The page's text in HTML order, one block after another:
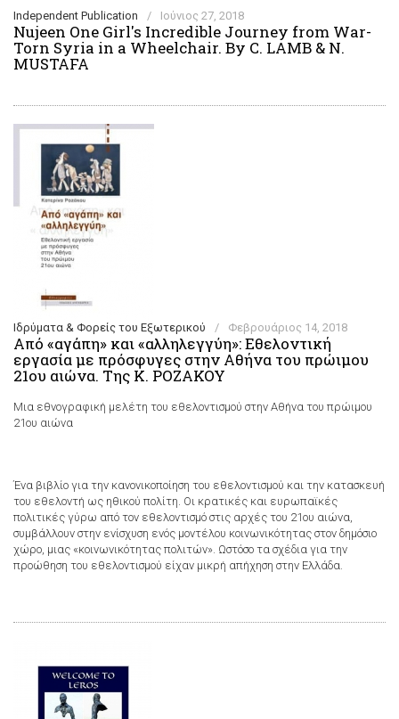
Independent Publication / Ιούνιος 27, 2018
Nujeen One Girl's Incredible Journey from War-
Torn Syria in a Wheelchair. By C. LAMB & N.
MUSTAFA
Ιδρύματα & Φορείς του Εξωτερικού / Φεβρουάριος 14, 2018
Από «αγάπη» και «αλληλεγγύη»: Εθελοντική
εργασία με πρόσφυγες στην Αθήνα του πρώιμου
21ου αιώνα. Της Κ. ΡΟΖΑΚΟΥ
Μια εθνογραφική μελέτη του εθελοντισμού στην Αθήνα του πρώιμου
21ου αιώνα
Ένα βιβλίο για την κανονικοποίηση του εθελοντισμού και την κατασκευή
του εθελοντή ως ηθικού πολίτη. Οι κρατικές και ευρωπαϊκές
πολιτικές γύρω από τον εθελοντισμό στις αρχές του 21ου αιώνα,
συμβάλλουν στην ενίσχυση ενός μοντέλου κοινωνικότητας στον δημόσιο
χώρο, μιας «κοινωνικότητας πολιτών». Ωστόσο τα σχέδια για την
προώθηση του εθελοντισμού είχαν μικρή απήχηση στην Ελλάδα.